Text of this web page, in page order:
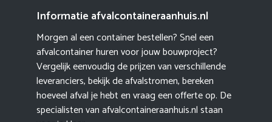
Informatie afvalcontaineraanhuis.nl
Morgen al een container bestellen? Snel een
afvalcontainer huren voor jouw bouwproject?
Vergelijk eenvoudig de prijzen van verschillende
leveranciers, bekijk de afvalstromen, bereken
hoeveel afval je hebt en vraag een offerte op. De
specialisten van afvalcontaineraanhuis.nl staan